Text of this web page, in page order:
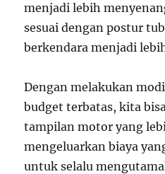
menjadi lebih
sesuai dengan postur
berkendara menjadi
Dengan melakukan
budget terbatas, kita
tampilan motor yang
mengeluarkan biaya
untuk selalu